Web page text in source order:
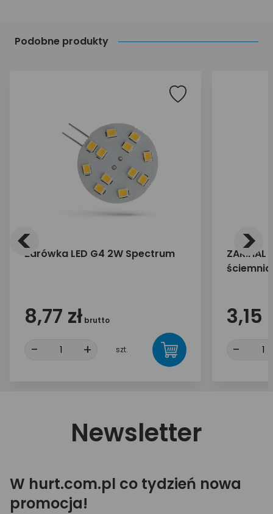
Podobne produkty
Żarówka LED G4 2W Spectrum
8,77 zł brutto
- + szt.
3,15
-
< >
Newsletter
W hurt.com.pl co tydzień nowa
promocja!